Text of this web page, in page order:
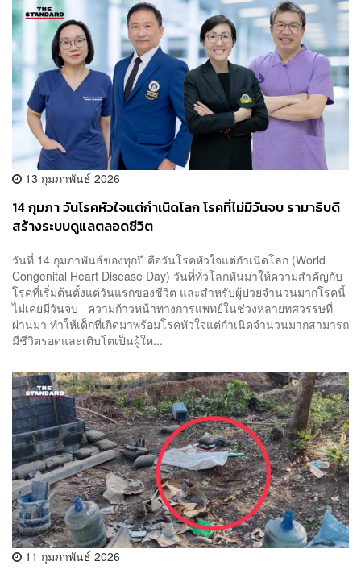
13 กุมภาพันธ์ 2026
14 กุมภา วันโรคหัวใจแต่กำเนิดโลก โรคที่ไม่มีวันจบ รามาธิบดี
สร้างระบบดูแลตลอดชีวิต
วันที่ 14 กุมภาพันธ์ของทุกปี คือวันโรคหัวใจแต่กำเนิดโลก (World
Congenital Heart Disease Day) วันที่ทั่วโลกหันมาให้ความสำคัญกับ
โรคที่เริ่มต้นตั้งแต่วันแรกของชีวิต และสำหรับผู้ป่วยจำนวนมากโรคนี้
ไม่เคยมีวันจบ ความก้าวหน้าทางการแพทย์ในช่วงหลายทศวรรษที่
ผ่านมา ทำให้เด็กที่เกิดมาพร้อมโรคหัวใจแต่กำเนิดจำนวนมากสามารถ
มีชีวิตรอดและเติบโตเป็นผู้ให...
11 กุมภาพันธ์ 2026